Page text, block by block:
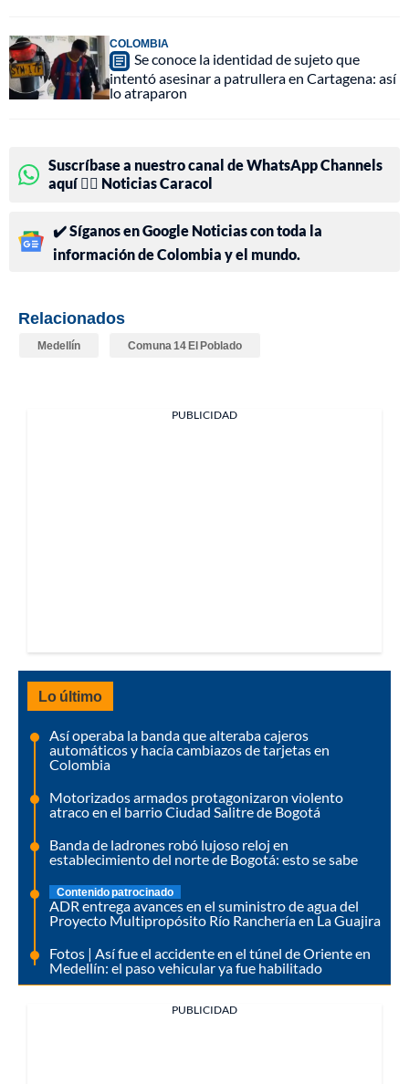
COLOMBIA
Se conoce la identidad de sujeto que
intentó asesinar a patrullera en Cartagena: así
lo atraparon
Suscríbase a nuestro canal de WhatsApp Channels
aquí 👉🏻 Noticias Caracol
✔️ Síganos en Google Noticias con toda la
información de Colombia y el mundo.
Relacionados
Medellín Comuna 14 El Poblado
PUBLICIDAD
Lo último
Así operaba la banda que alteraba cajeros
automáticos y hacía cambiazos de tarjetas en
Colombia
Motorizados armados protagonizaron violento
atraco en el barrio Ciudad Salitre de Bogotá
Banda de ladrones robó lujoso reloj en
establecimiento del norte de Bogotá: esto se sabe
Contenido patrocinado
ADR entrega avances en el suministro de agua del
Proyecto Multipropósito Río Ranchería en La Guajira
Fotos | Así fue el accidente en el túnel de Oriente en
Medellín: el paso vehicular ya fue habilitado
PUBLICIDAD